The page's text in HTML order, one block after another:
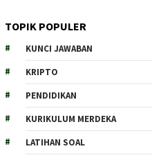
TOPIK POPULER
KUNCI JAWABAN
KRIPTO
PENDIDIKAN
KURIKULUM MERDEKA
LATIHAN SOAL